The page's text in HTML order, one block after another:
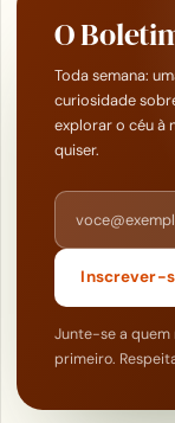
O
Toda semana:
curiosidade
explorar o céu à
quiser.
Endereço de e-
Inscrever-
Junte-se a quem
primeiro.